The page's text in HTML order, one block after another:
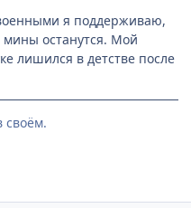
я поддерживаю,
мины останутся. Мой
лишился в детстве после
своём.